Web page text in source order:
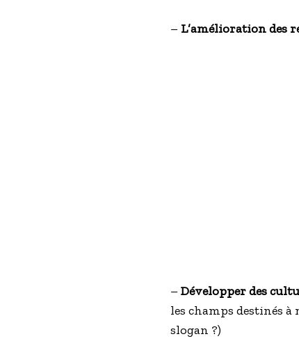
– L’amélioration des
–Développer des
les champs destinés
slogan ?)